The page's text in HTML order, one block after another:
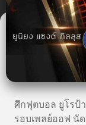
ศึกฟุตบอล ยูโรป้า
รอบเพลย์ออฟ นั